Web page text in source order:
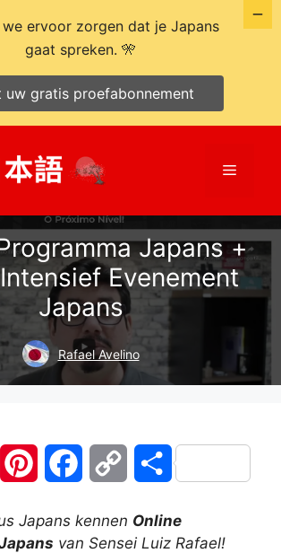
Menu
Japans +
Evenement
Japans
Rafael Avelino
n c p
D
Japans kennen Online
van Sensei Luiz Rafael!
we ervoor zorgen dat je Japans
gaat spreken. 🎌
uw gratis proefabonnement